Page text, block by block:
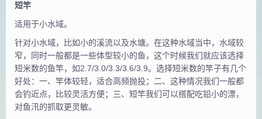
短竿
适用于小水域。
针对小水域，比如小的溪流以及水塘。在这种水域当中，水域较
窄，同时一般都是一些体型较小的鱼，这个时候我们就应该选择
短米数的鱼竿，如2.7/3.0/3.3/3.6/3.9。选择短米数的竿子有几个
好处：一、竿体较轻，适合高频抛投；二、这种情况我们一般都
会钓近点，比较灵活方便；三、短竿我们可以搭配吃铅小的漂，
对鱼汛的抓取更灵敏。